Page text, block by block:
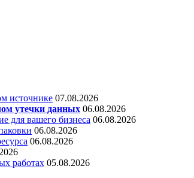
источнике 07.08.2026
утечки данных 06.08.2026
для вашего бизнеса 06.08.2026
06.08.2026
06.08.2026
работах 05.08.2026